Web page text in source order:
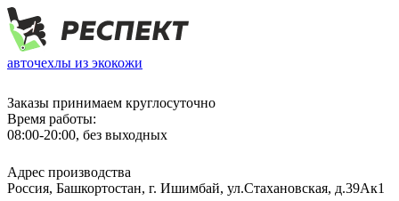
авточехлы из экокожи
Заказы принимаем круглосуточно
Время работы:
08:00-20:00, без выходных
Адрес производства
Россия, Башкортостан, г. Ишимбай, ул.Стахановская, д.39Ак1